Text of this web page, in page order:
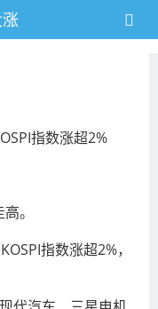
指数涨超2%
。
指数涨超2%，